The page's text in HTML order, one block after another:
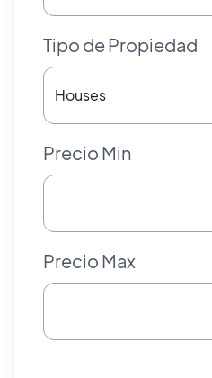
Tipo de Propiedad
Precio Min
Precio Max